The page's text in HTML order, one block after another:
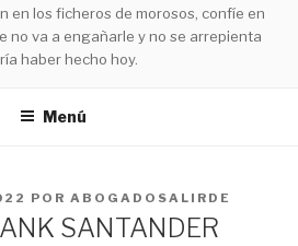
en los ficheros de morosos, confíe en
no va a engañarle y no se arrepienta
haber hecho hoy.
Menú
POR ABOGADOSALIRDE
SANTANDER